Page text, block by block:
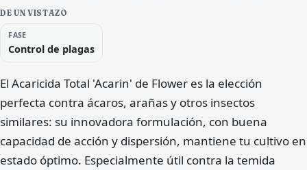
DE UN VISTAZO
FASE
Control de plagas
El Acaricida Total 'Acarin' de Flower es la elección
perfecta contra ácaros, arañas y otros insectos
similares: su innovadora formulación, con buena
capacidad de acción y dispersión, mantiene tu cultivo en
estado óptimo. Especialmente útil contra la temida